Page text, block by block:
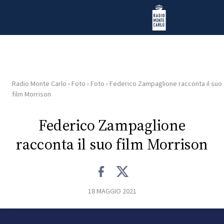
Radio Monte Carlo
HOME
RADIO
WEB
Radio Monte Carlo › Foto › Foto › Federico Zampaglione racconta il suo
film Morrison
Federico Zampaglione
racconta il suo film Morrison
18 MAGGIO 2021